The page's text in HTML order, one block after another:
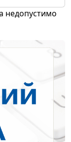
недопустимо